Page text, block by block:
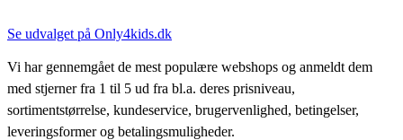
Se udvalget på Only4kids.dk
Vi har gennemgået de mest populære webshops og anmeldt dem
med stjerner fra 1 til 5 ud fra bl.a. deres prisniveau,
sortimentstørrelse, kundeservice, brugervenlighed, betingelser,
leveringsformer og betalingsmuligheder.